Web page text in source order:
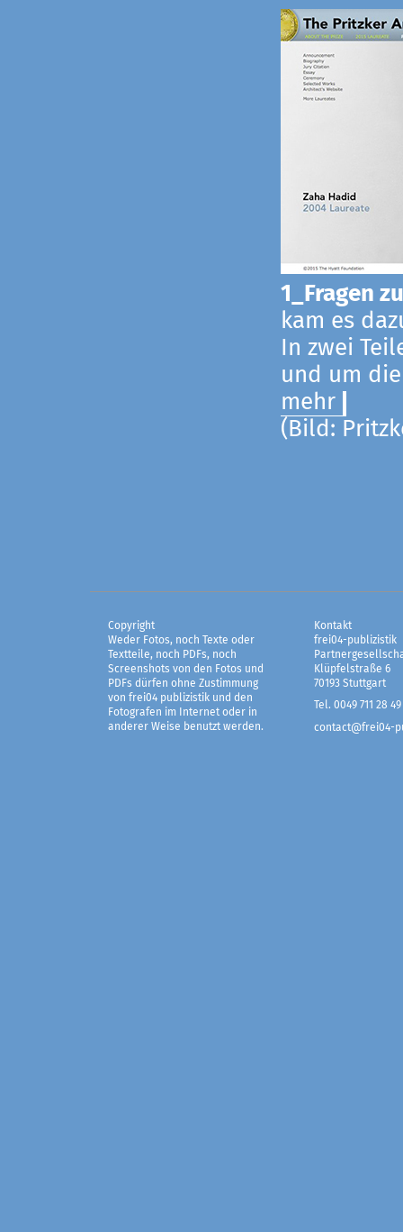
1_Fragen
kam es
In zwei
und um
mehr
(Bild:
Copyright
Weder Fotos, noch Texte oder
Textteile, noch PDFs, noch
Screenshots von den Fotos und
PDFs dürfen ohne Zustimmung
von frei04 publizistik und den
Fotografen im Internet oder in
anderer Weise benutzt werden.
Kontakt
frei04-publizistik
Klüpfelstraße 6
70193 Stuttgart
Tel. 0049 711 28 49
contact@frei04-